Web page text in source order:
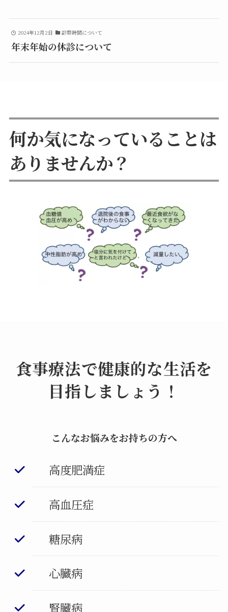
2024年12月2日 診察時間について
年末年始の休診について
何か気になっていることは
ありませんか？
食事療法で健康的な生活を
目指しましょう！
こんなお悩みをお持ちの方へ
高度肥満症
高血圧症
糖尿病
心臓病
腎臓病